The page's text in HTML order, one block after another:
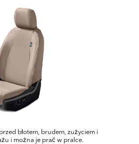
błotem, brudem, zużyciem i
i można je prać w pralce.